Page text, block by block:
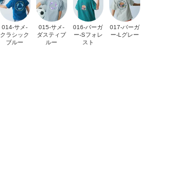
014-サメ-
クラシック
ブルー
015-サメ-
ダスティブ
ルー
016-バーガ
ー-Sフォレ
スト
017-バーガ
ー-Lグレー